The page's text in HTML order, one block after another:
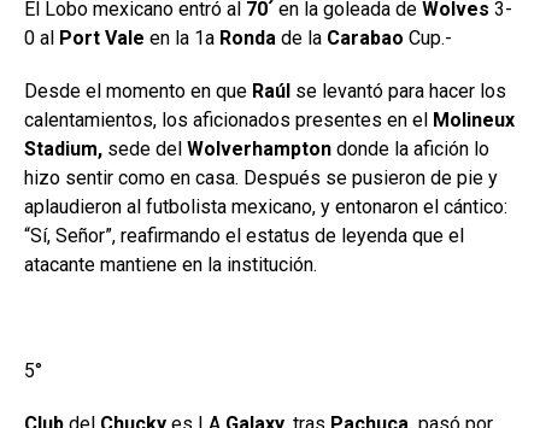
El Lobo mexicano entró al 70´ en la goleada de Wolves 3-
0 al Port Vale en la 1a Ronda de la Carabao Cup.-
Desde el momento en que Raúl se levantó para hacer los
calentamientos, los aficionados presentes en el Molineux
Stadium, sede del Wolverhampton donde la afición lo
hizo sentir como en casa. Después se pusieron de pie y
aplaudieron al futbolista mexicano, y entonaron el cántico:
“Sí, Señor”, reafirmando el estatus de leyenda que el
atacante mantiene en la institución.
5°